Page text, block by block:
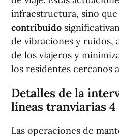
infraestructura, sino
contribuido
de vibraciones y ruidos,
de los viajeros y
los residentes cercanos
Detalles de la
líneas tranviarias 4
Las operaciones de